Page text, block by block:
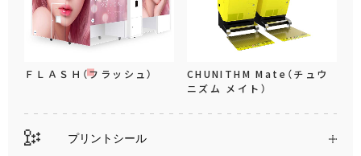
ＦＬＡＳＨ（フラッシュ）
CHUNITHM Mate（チュウ
ニズム メイト）
プリントシール